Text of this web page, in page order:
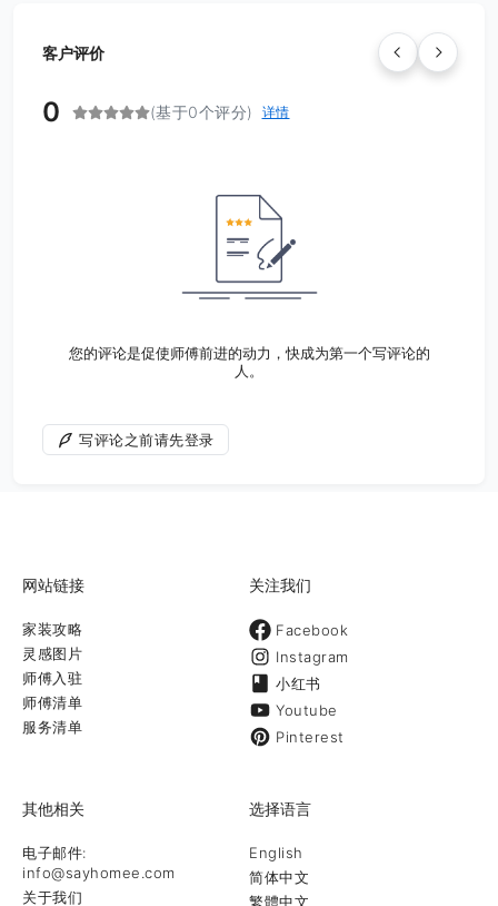
客户评价
0 (基于0个评分) 详情
您的评论是促使师傅前进的动力，快成为第一个写评论的
人。
写评论之前请先登录
网站链接
家装攻略
灵感图片
师傅入驻
师傅清单
服务清单
关注我们
Facebook
Instagram
小红书
Youtube
Pinterest
其他相关
电子邮件:
info@sayhomee.com
关于我们
选择语言
English
简体中文
繁體中文